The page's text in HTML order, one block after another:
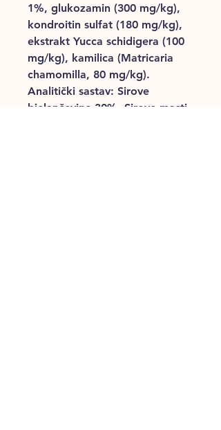
1%, glukozamin (300 mg/kg),
kondroitin sulfat (180 mg/kg),
ekstrakt Yucca schidigera (100
mg/kg), kamilica (Matricaria
chamomilla, 80 mg/kg).
Analitički sastav: Sirove
bjelančevine 30%, Sirove masti